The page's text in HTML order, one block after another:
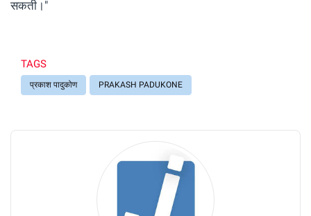
सकती।"
TAGS
प्रकाश पादुकोण PRAKASH PADUKONE